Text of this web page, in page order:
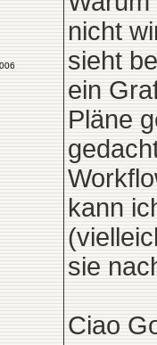
nicht
sieht
ein
Pläne
kann
sie
Ciao